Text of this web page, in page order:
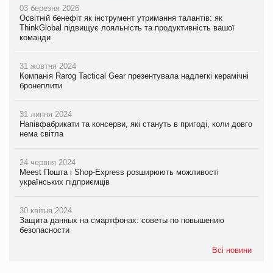
03 березня 2026
Освітній бенефіт як інструмент утримання талантів: як
ThinkGlobal підвищує лояльність та продуктивність вашої
команди
31 жовтня 2024
Компанія Rarog Tactical Gear презентувала надлегкі керамічні
бронеплити
31 липня 2024
Напівфабрикати та консерви, які стануть в пригоді, коли довго
нема світла
24 червня 2024
Meest Пошта і Shop-Express розширюють можливості
українських підприємців
30 квітня 2024
Защита данных на смартфонах: советы по повышению
безопасности
Всі новини